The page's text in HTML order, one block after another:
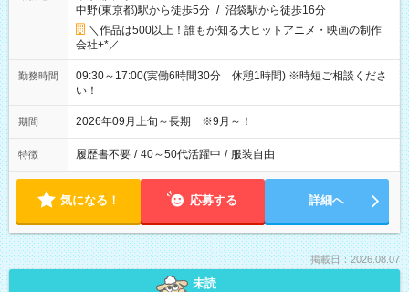
中野(東京都)駅から徒歩5分 / 沼袋駅から徒歩16分
＼作品は500以上！誰もが知る大ヒットアニメ・映画の制作
会社+*／
勤務時間
09:30～17:00(実働6時間30分 休憩1時間) ※時短ご相談くださ
い！
期間 2026年09月上旬～長期 ※9月～！
特徴 履歴書不要 / 40～50代活躍中 / 服装自由
気になる！ 応募する 詳細へ
掲載日：2026.08.07
未読